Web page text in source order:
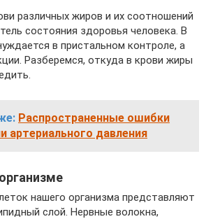
различных жиров и их соотношений
состояния здоровья человека. В
в пристальном контроле, а
Разберемся, откуда в крови жиры
Распространенные ошибки
артериального давления
нашего организма представляют
слой. Нервные волокна,